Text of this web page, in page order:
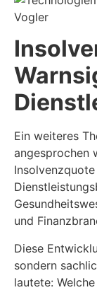
Ein weiteres
angesprochen
und
Diese
sondern
lautete: